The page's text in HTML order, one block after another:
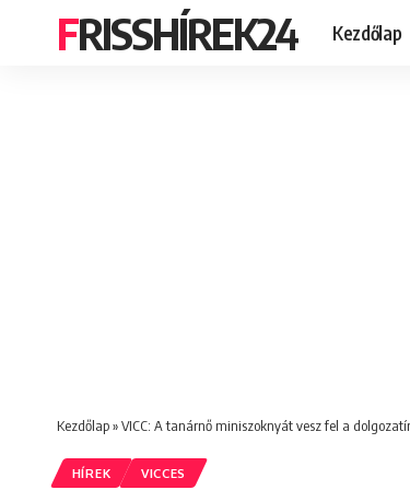
FRISSHÍREK24 Kezdőlap
Kezdőlap»VICC: A tanárnő miniszoknyát vesz fel a
HÍREK VICCES